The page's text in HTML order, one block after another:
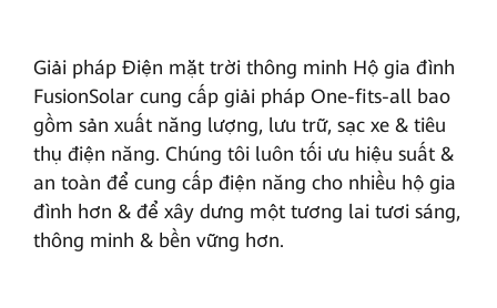
Việt
Nam
Giải pháp Điện mặt trời thông minh Hộ gia đình
FusionSolar cung cấp giải pháp One-fits-all bao
gồm sản xuất năng lượng, lưu trữ, sạc xe & tiêu
thụ điện năng. Chúng tôi luôn tối ưu hiệu suất &
an toàn để cung cấp điện năng cho nhiều hộ gia
đình hơn & để xây dưng một tương lai tươi sáng,
thông minh & bền vững hơn.